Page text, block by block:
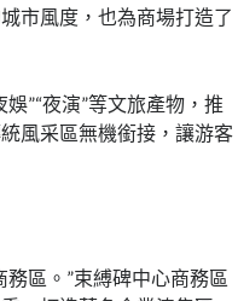
市風度，也為商場打造了
”“夜演”等文旅產物，推
風采區無機銜接，讓游客
區。”束縛碑中心商務區